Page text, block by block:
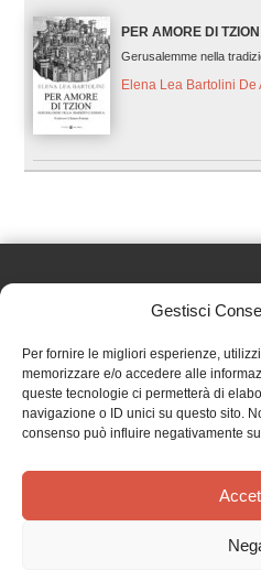
Gestisci
Per fornire le migliori esperienze,
memorizzare e/o accedere alle
queste tecnologie ci permetterà di
navigazione o ID unici su questo sito.
consenso può influire negativamente
PER AMORE DI TZION
Gerusalemme nella
Elena Lea Bartolini De
Effatà Editrice di Pellegrino
C.F. e P.IVA 09655250018
Via Tre Denti, 1 - 10060
Telefono: (+39) 0121 353452 -